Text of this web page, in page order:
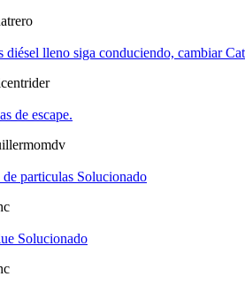
diésel lleno siga conduciendo, cambiar
de escape.
particulas Solucionado
Solucionado